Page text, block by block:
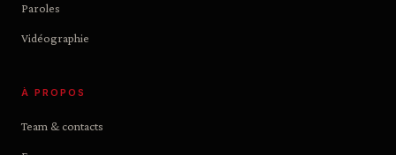
Paroles
Vidéographie
À PROPOS
Team & contacts